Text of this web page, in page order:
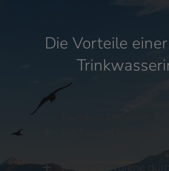
Die Vorteile
Bessere Hygiene